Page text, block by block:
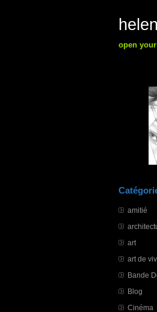
open
amitié
art
art de
Bande
Blog
Cinéma